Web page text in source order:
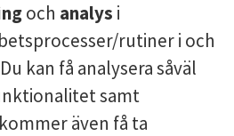
och analys i
rutiner i och
kan få analysera såväl
samt
även få ta